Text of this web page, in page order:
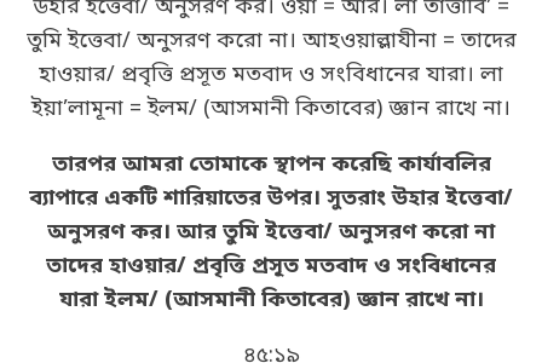
উহার ইত্তেবা/ অনুসরণ কর। ওয়া = আর। লা তাত্তাবি’ =
তুমি ইত্তেবা/ অনুসরণ করো না। আহওয়াল্লাযীনা = তাদের
হাওয়ার/ প্রবৃত্তি প্রসূত মতবাদ ও সংবিধানের যারা। লা
ইয়া’লামূনা = ইলম/ (আসমানী কিতাবের) জ্ঞান রাখে না।
তারপর আমরা তোমাকে স্থাপন করেছি কার্যাবলির
ব্যাপারে একটি শারিয়াতের উপর। সুতরাং উহার ইত্তেবা/
অনুসরণ কর। আর তুমি ইত্তেবা/ অনুসরণ করো না
তাদের হাওয়ার/ প্রবৃত্তি প্রসূত মতবাদ ও সংবিধানের
যারা ইলম/ (আসমানী কিতাবের) জ্ঞান রাখে না।
৪৫:১৯